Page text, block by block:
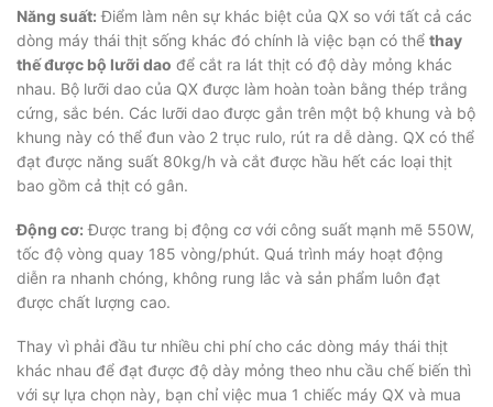
Năng suất: Điểm làm nên sự khác biệt của QX so với tất cả các
dòng máy thái thịt sống khác đó chính là việc bạn có thể thay
thế được bộ lưỡi dao để cắt ra lát thịt có độ dày mỏng khác
nhau. Bộ lưỡi dao của QX được làm hoàn toàn bằng thép trắng
cứng, sắc bén. Các lưỡi dao được gắn trên một bộ khung và bộ
khung này có thể đun vào 2 trục rulo, rút ra dễ dàng. QX có thể
đạt được năng suất 80kg/h và cắt được hầu hết các loại thịt
bao gồm cả thịt có gân.
Động cơ: Được trang bị động cơ với công suất mạnh mẽ 550W,
tốc độ vòng quay 185 vòng/phút. Quá trình máy hoạt động
diễn ra nhanh chóng, không rung lắc và sản phẩm luôn đạt
được chất lượng cao.
Thay vì phải đầu tư nhiều chi phí cho các dòng máy thái thịt
khác nhau để đạt được độ dày mỏng theo nhu cầu chế biến thì
với sự lựa chọn này, bạn chỉ việc mua 1 chiếc máy QX và mua